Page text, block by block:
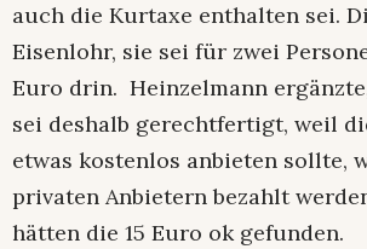
auch die Kurtaxe enthalten sei.
Eisenlohr, sie sei für zwei
Euro drin. Heinzelmann
sei deshalb gerechtfertigt, weil
etwas kostenlos anbieten sollte,
privaten Anbietern bezahlt
hätten die 15 Euro ok gefunden.